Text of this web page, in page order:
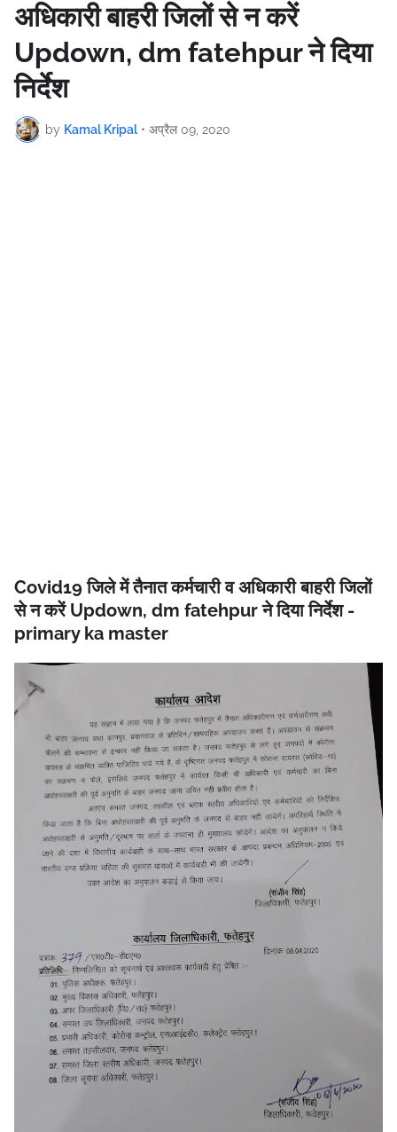
अधिकारी बाहरी जिलों से न करें
Updown, dm fatehpur ने दिया
निर्देश
by Kamal Kripal • अप्रैल 09, 2020
Covid19 जिले में तैनात कर्मचारी व अधिकारी बाहरी जिलों
से न करें Updown, dm fatehpur ने दिया निर्देश -
primary ka master